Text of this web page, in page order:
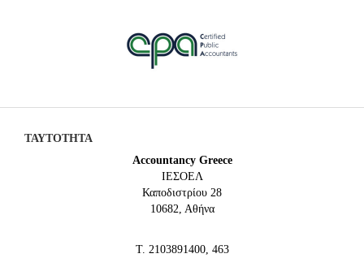
ΤΑΥΤΟΤΗΤΑ
Accountancy Greece
IEΣΟΕΛ
Καποδιστρίου 28
10682, Αθήνα
Τ. 2103891400, 463